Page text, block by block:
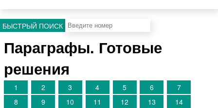
БЫСТРЫЙ ПОИСК
Параграфы. Готовые
решения
1 2 3 4 5 6
7
8
9 10 11 12 13 14